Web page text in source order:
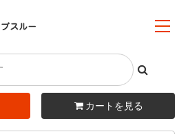
カートを見る